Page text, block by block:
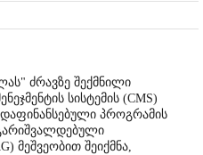
ძრავზე შექმნილი
სისტემის (CMS)
პროგრამის
მეშვეობით შეიქმნა,